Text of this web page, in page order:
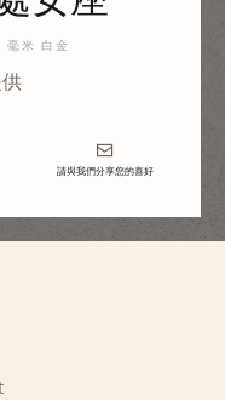
米 白金
請與我們分享您的喜好